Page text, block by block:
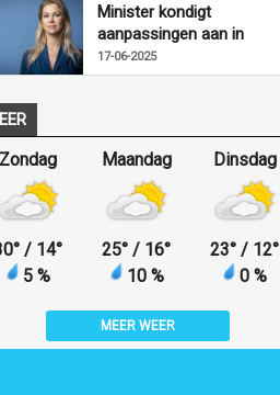
Minister kondigt
aanpassingen aan in
uitvoering LBV-regeling
17-06-2025
Zondag
° / 14°
5 %
Maandag
25° / 16°
10 %
Dinsdag
23° / 12°
0 %
MEER WEER